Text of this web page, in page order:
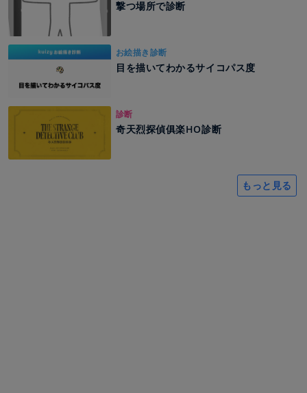
撃つ場所で診断
お絵描き診断
目を描いてわかるサイコパス度
診断
奇天烈探偵俱楽HO診断
もっと見る